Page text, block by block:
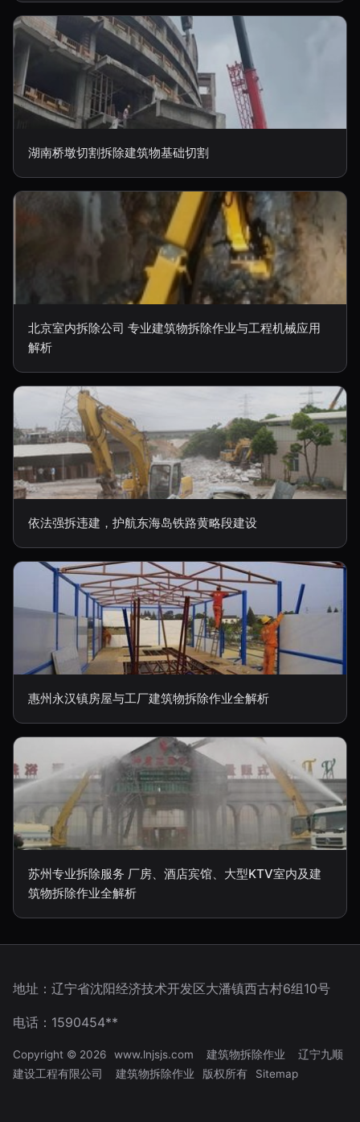
湖南桥墩切割拆除建筑物基础切割
北京室内拆除公司 专业建筑物拆除作业与工程机械应用
解析
依法强拆违建，护航东海岛铁路黄略段建设
惠州永汉镇房屋与工厂建筑物拆除作业全解析
苏州专业拆除服务 厂房、酒店宾馆、大型KTV室内及建
筑物拆除作业全解析
地址：辽宁省沈阳经济技术开发区大潘镇西古村6组10号
电话：1590454**
Copyright © 2026 www.lnjsjs.com 建筑物拆除作业
辽宁九顺
建设工程有限公司
建筑物拆除作业 版权所有 Sitemap